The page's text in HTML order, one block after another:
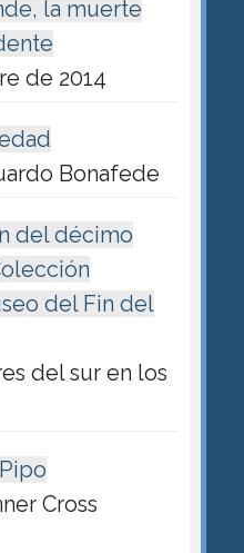
la muerte
de 2014
Bonafede
del décimo
del Fin del
del sur en los
Cross